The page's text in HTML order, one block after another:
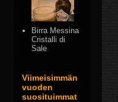
Birra Messina
Cristalli di
Sale
Viimeisimmän
vuoden
suosituimmat